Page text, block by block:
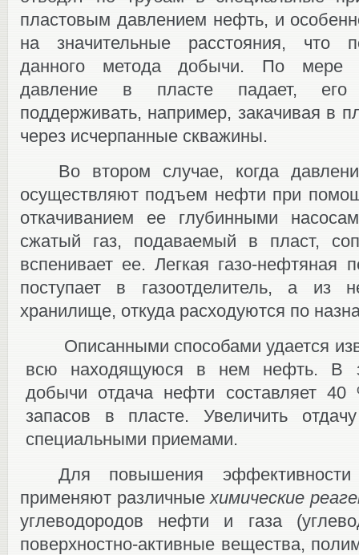
пластовым давлением нефть, и
на значительные расстояния, что
данного метода добычи. По мере
давление в пласте падает, его
поддерживать, например, закачивая в
через исчерпанные скважины.
Во втором случае, когда
осуществляют подъем нефти при
откачиванием ее глубинными
сжатый газ, подаваемый в пласт,
вспенивает ее. Легкая газо-нефтяная
поступает в газоотделитель, а из
хранилище, откуда расходуются по
Описанными способами удается
всю находящуюся в нем нефть. В
добычи отдача нефти составляет
запасов в пласте. Увеличить
специальными приемами.
Для повышения
применяют различныехимические
углеводородов нефти и газа
поверхностно-активные вещества,